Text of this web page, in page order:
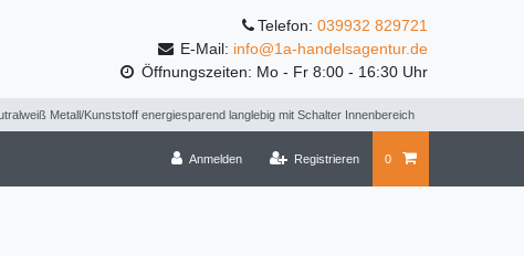
Telefon: 039932 829721
E-Mail: info@1a-handelsagentur.de
Öffnungszeiten: Mo - Fr 8:00 - 16:30 Uhr
Metall/Kunststoff energiesparend langlebig mit Schalter Innenbereich
Anmelden Registrieren 0